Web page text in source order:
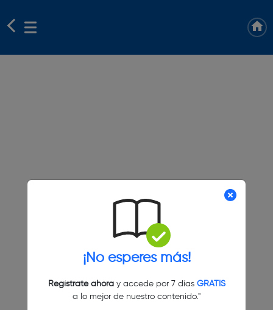
¡No esperes más!
Regístrate ahoray accede por 7 días GRATIS
a lo mejor de nuestro contenido."